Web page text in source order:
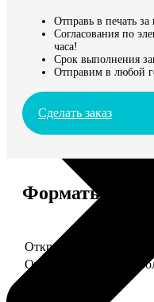
Отправь в печать за
Согласования по
часа!
Срок выполнения
Отправим в любой
Сделать заказ
Форматы и
Открытка А5
Открытка А5 6 шт и